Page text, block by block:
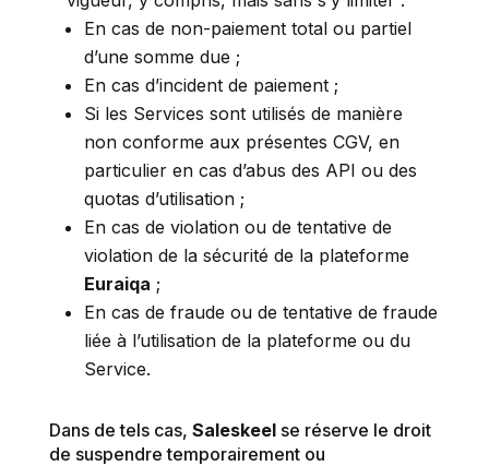
En cas de non-paiement total ou partiel
d’une somme due ;
En cas d’incident de paiement ;
Si les Services sont utilisés de manière
non conforme aux présentes CGV, en
particulier en cas d’abus des API ou des
quotas d’utilisation ;
En cas de violation ou de tentative de
violation de la sécurité de la plateforme
Euraiqa ;
En cas de fraude ou de tentative de fraude
liée à l’utilisation de la plateforme ou du
Service.
Dans de tels cas, Saleskeelse réserve le droit
de suspendre temporairement ou